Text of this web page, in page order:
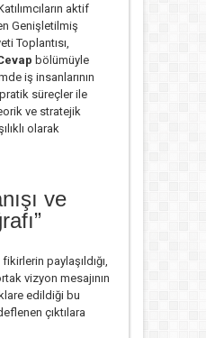
aktif
Genişletilmiş
Toplantısı,
bölümüyle
iş insanlarının
pratik süreçler ile
ve stratejik
olarak
ve
paylaşıldığı,
vizyon mesajının
edildiği bu
çıktılara